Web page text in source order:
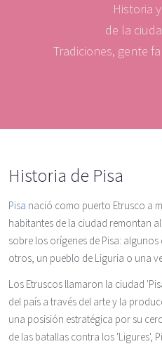
Historia
de la
Tradiciones, gente
Historia de Pisa
Pisa nació como puerto Etrusco a
habitantes de la ciudad remontan
sobre los orígenes de Pisa:
otros, un pueblo de Liguria o una
Los Etruscos llamaron la ciudad
del país a través del arte y la
una posisión estratégica por su
de las batallas contra los 'Ligures',